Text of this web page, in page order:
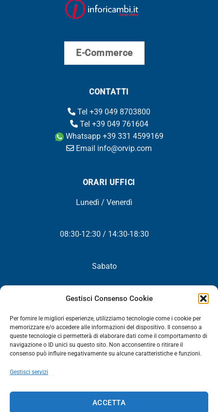
Gestisci Consenso Cookie
Per fornire le migliori esperienze, utilizziamo tecnologie come i cookie per
memorizzare e/o accedere alle informazioni del dispositivo. Il consenso a
queste tecnologie ci permetterà di elaborare dati come il comportamento di
navigazione o ID unici su questo sito. Non acconsentire o ritirare il
consenso può influire negativamente su alcune caratteristiche e funzioni.
Gestisci servizi
ACCETTA
E-Commerce
CONTATTI
Tel +39 049 8703800
Tel +39 049 761604
Whatsapp +39 331 4599169
Email info@orvip.com
ORARI UFFICI
Lunedì / Venerdì
08:30-12:30 / 14:30-18:30
Sabato
Chiuso
NEWSLETTER
NEWSLETTER